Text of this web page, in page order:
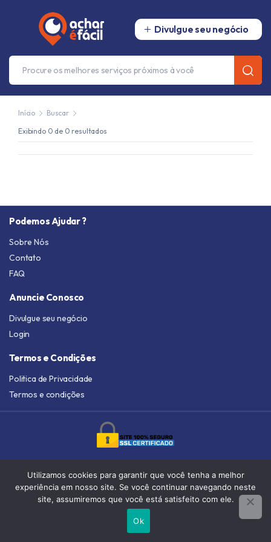
Divulgue seu negócio
Início
Buscar
Exibindo 0 de 0 resultados
Podemos Ajudar ?
Sobre Nós
Contato
FAQ
Anuncie Conosco
Divulgue seu negócio
Login
Termos e Condições
Politica de Privacidade
Termos e condições
Utilizamos cookies para garantir que você tenha a melhor
experiência em nosso site. Se você continuar navegando neste
site, assumiremos que você está satisfeito com ele.
Ok